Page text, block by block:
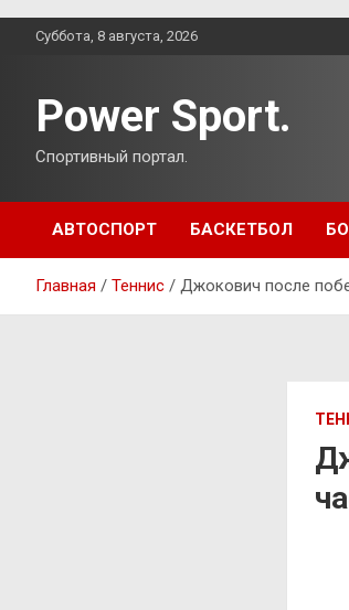
ПерейтиСуббота, 8 августа, 2026
Power Sport.
Спортивный портал.
АВТОСПОРТ БАСКЕТБОЛ
Главная Теннис Джокович после